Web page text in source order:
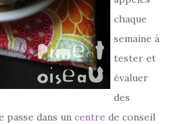
chaque
semaine à
tester et
évaluer
des
passe dans un centre de conseil